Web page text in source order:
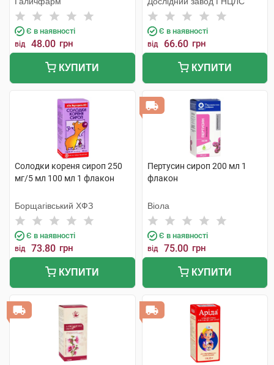
Є в наявності
від 48.00 грн
КУПИТИ
Є в наявності
від 66.60 грн
КУПИТИ
Солодки кореня сироп 250
мг/5 мл 100 мл 1 флакон
Борщагівський ХФЗ
Є в наявності
від 73.80 грн
КУПИТИ
Пертусин сироп 200 мл 1
флакон
Віола
Є в наявності
від 75.00 грн
КУПИТИ